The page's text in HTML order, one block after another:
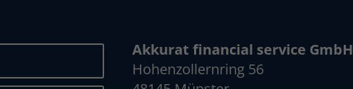
Akkurat financial service GmbH
Hohenzollernring 56